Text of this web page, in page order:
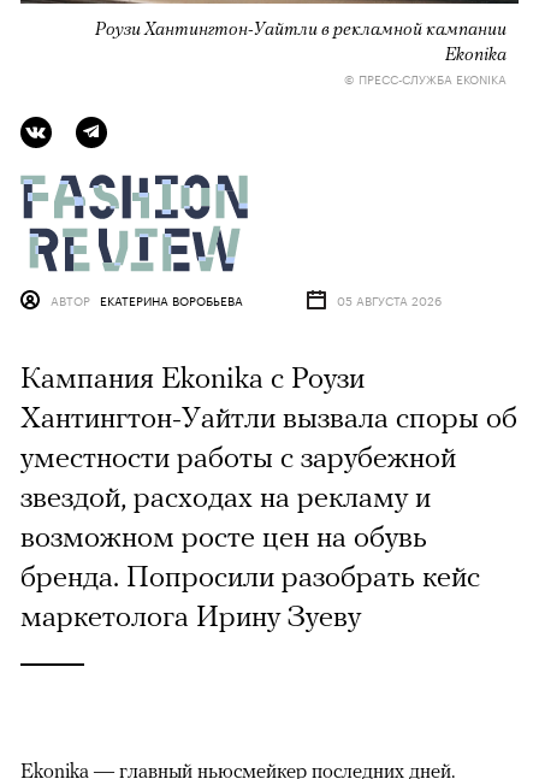
Роузи Хантингтон-Уайтли в рекламной кампании
Ekonika
© ПРЕСС-СЛУЖБА EKONIKA
АВТОР ЕКАТЕРИНА ВОРОБЬЕВА 05 АВГУСТА 2026
Кампания Ekonika с Роузи
Хантингтон-Уайтли вызвала споры об
уместности работы с зарубежной
звездой, расходах на рекламу и
возможном росте цен на обувь
бренда. Попросили разобрать кейс
маркетолога Ирину Зуеву
Ekonika — главный ньюсмейкер последних дней.